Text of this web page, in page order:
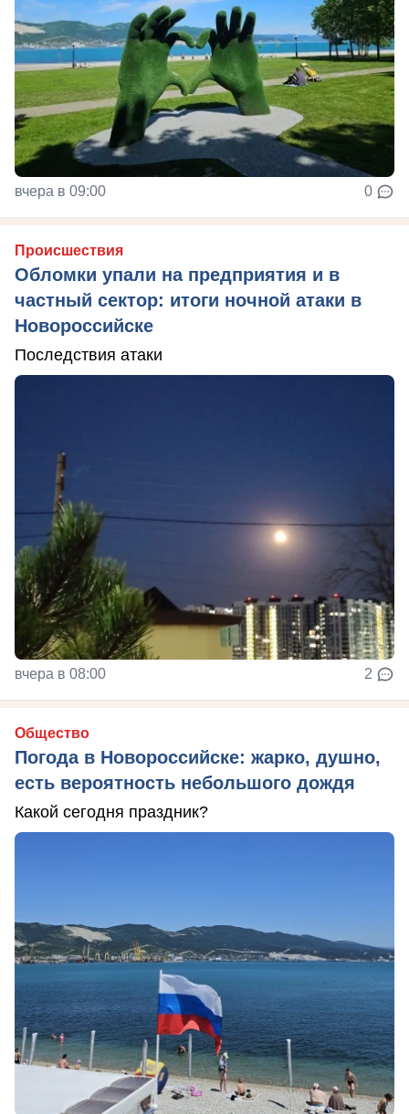
вчера в 09:00 0
Происшествия
Обломки упали на предприятия и в
частный сектор: итоги ночной атаки в
Новороссийске
Последствия атаки
вчера в 08:00 2
Общество
Погода в Новороссийске: жарко, душно,
есть вероятность небольшого дождя
Какой сегодня праздник?